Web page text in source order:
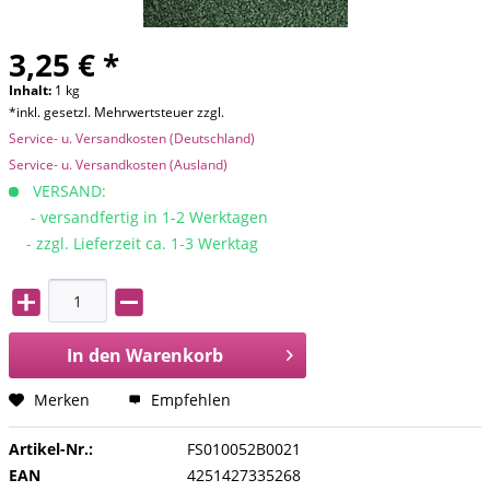
3,25 € *
Inhalt: 1 kg
*inkl. gesetzl. Mehrwertsteuer zzgl.
Service- u. Versandkosten (Deutschland)
Service- u. Versandkosten (Ausland)
VERSAND:
- versandfertig in 1-2 Werktagen
- zzgl. Lieferzeit ca. 1-3 Werktag
In den Warenkorb
Merken Empfehlen
Artikel-Nr.:
FS010052B0021
EAN
4251427335268